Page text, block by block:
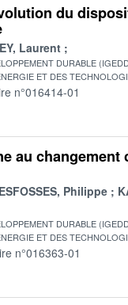
du
Laurent
DURABLE
ET DES
n°016414-01
au changement
Philippe
DURABLE
ET DES
n°016363-01